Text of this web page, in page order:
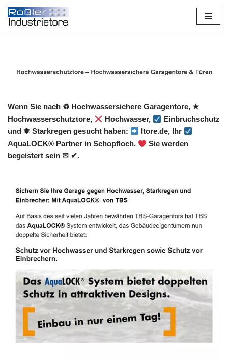
Zum
Wenn Sie nach ♻ Hochwassersichere Garagentore, ★
Hochwasserschutztore,
Hochwasser,
Einbruchschutz
und ✹ Starkregen gesucht haben:
Itore.de, Ihr
AquaLOCK® Partner in Schopfloch.
Sie werden
begeistert sein ✉ ✔.